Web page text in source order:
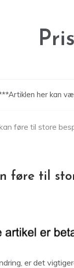
her kan
føre til store
føre til
er det